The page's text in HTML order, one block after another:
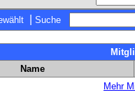
Suche
Name
Mehr